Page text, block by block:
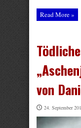
Read More »
von
24. September